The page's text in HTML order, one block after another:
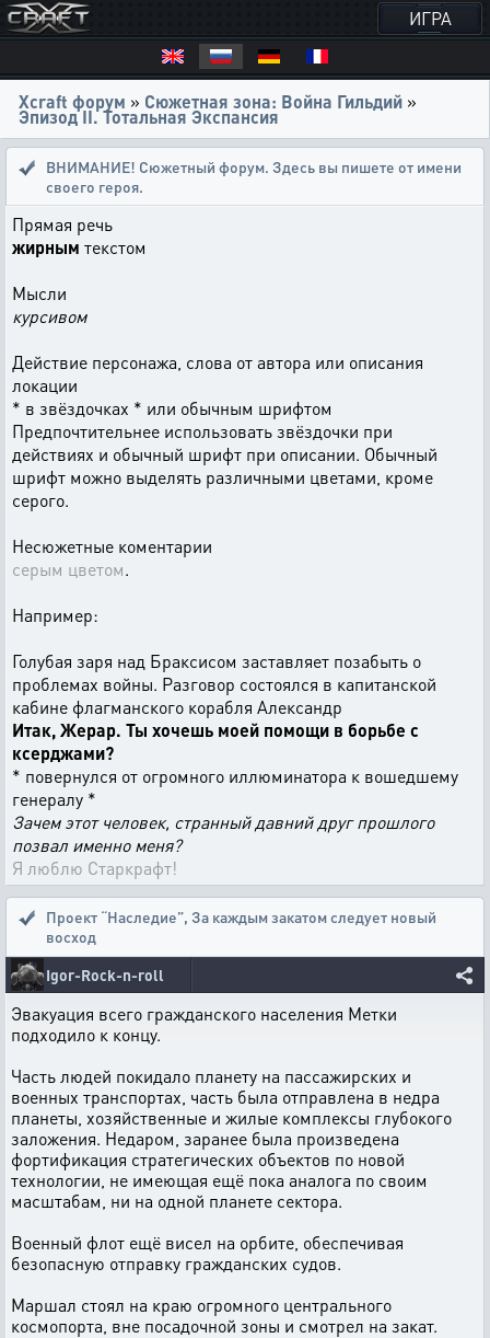
ИГРА
Xcraft форум » Сюжетная зона: Война Гильдий »
Эпизод II. Тотальная Экспансия
ВНИМАНИЕ! Сюжетный форум. Здесь вы пишете от имени
своего героя.
Прямая речь
жирным текстом
Мысли
курсивом
Действие персонажа, слова от автора или описания
локации
* в звёздочках * или обычным шрифтом
Предпочтительнее использовать звёздочки при
действиях и обычный шрифт при описании. Обычный
шрифт можно выделять различными цветами, кроме
серого.
Несюжетные коментарии
серым цветом.
Например:
Голубая заря над Браксисом заставляет позабыть о
проблемах войны. Разговор состоялся в капитанской
кабине флагманского корабля Александр
Итак, Жерар. Ты хочешь моей помощи в борьбе с
ксерджами?
* повернулся от огромного иллюминатора к вошедшему
генералу *
Зачем этот человек, странный давний друг прошлого
позвал именно меня?
Я люблю Старкрафт!
Проект “Наследие”, За каждым закатом следует новый
восход
Igor-Rock-n-roll
Эвакуация всего гражданского населения Метки
подходило к концу.
Часть людей покидало планету на пассажирских и
военных транспортах, часть была отправлена в недра
планеты, хозяйственные и жилые комплексы глубокого
заложения. Недаром, заранее была произведена
фортификация стратегических объектов по новой
технологии, не имеющая ещё пока аналога по своим
масштабам, ни на одной планете сектора.
Военный флот ещё висел на орбите, обеспечивая
безопасную отправку гражданских судов.
Маршал стоял на краю огромного центрального
космопорта, вне посадочной зоны и смотрел на закат.